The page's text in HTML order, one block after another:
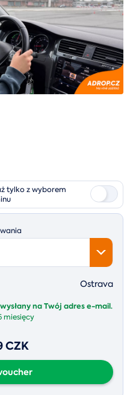
tylko z wyborem
Ostrava
na Twój adres e-mail.
miesięcy
CZK